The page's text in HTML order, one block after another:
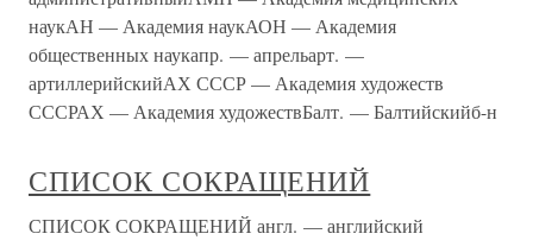
наукАН — Академия наукАОН — Академия
общественных наукапр. — апрельарт. —
артиллерийскийАХ СССР — Академия художеств
СССРАХ — Академия художествБалт. — Балтийскийб-н
СПИСОК СОКРАЩЕНИЙ
СПИСОК СОКРАЩЕНИЙ англ. — английский